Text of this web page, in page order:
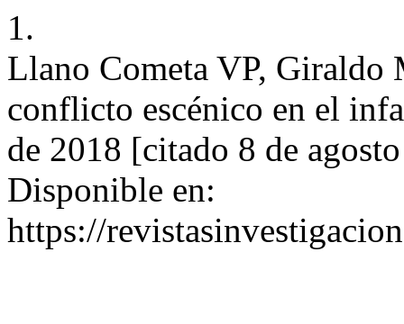
1.
Llano Cometa VP,
conflicto escénico en el
de 2018 [citado 8 de
Disponible en:
https://